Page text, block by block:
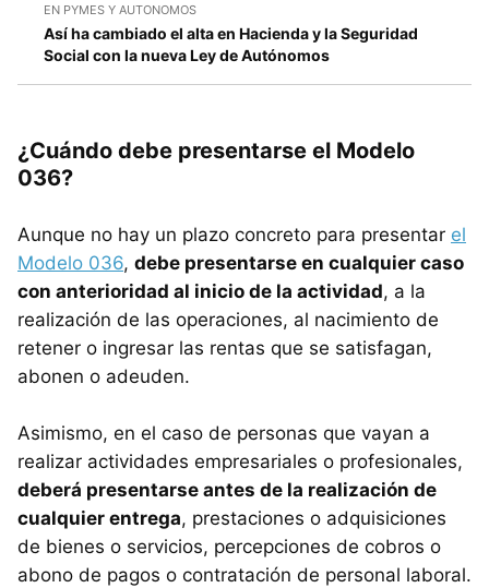
EN PYMES Y AUTONOMOS
Así ha cambiado el alta en Hacienda y la Seguridad
Social con la nueva Ley de Autónomos
¿Cuándo debe presentarse el Modelo
036?
Aunque no hay un plazo concreto para presentar el
Modelo 036, debe presentarse en cualquier caso
con anterioridad al inicio de la actividad, a la
realización de las operaciones, al nacimiento de
retener o ingresar las rentas que se satisfagan,
abonen o adeuden.
Asimismo, en el caso de personas que vayan a
realizar actividades empresariales o profesionales,
deberá presentarse antes de la realización de
cualquier entrega, prestaciones o adquisiciones
de bienes o servicios, percepciones de cobros o
abono de pagos o contratación de personal laboral.